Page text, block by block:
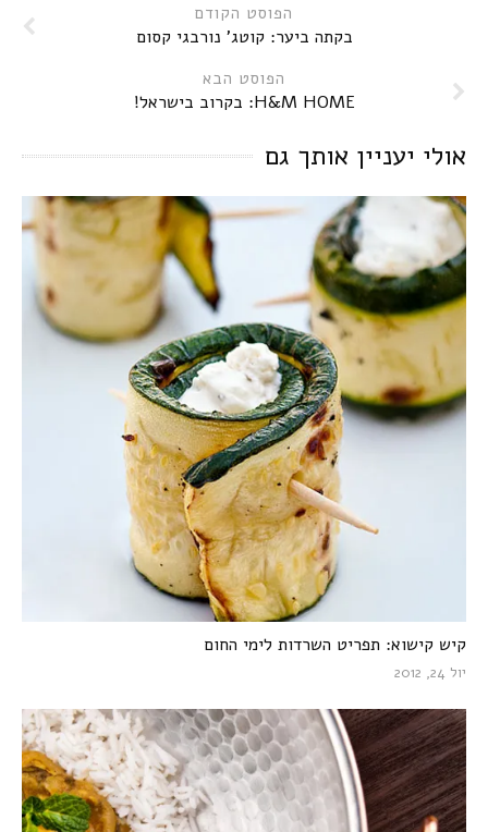
הפוסט הקודם
בקתה ביער: קוטג’ נורבגי קסום
הפוסט הבא
H&M HOME: בקרוב בישראל!
אולי יעניין אותך גם
קיש קישוא: תפריט השרדות לימי החום
יול 24, 2012